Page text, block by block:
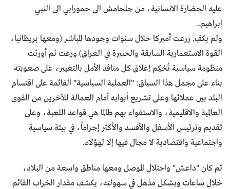
عليه الحضارة الانسانية، من جلجامش الى حمورابي الى النبي
ابراهيم..
ولم يكفِ. زرعت أميركا خلال سنوات وجودها المباشر (ومعها بريطانيا،
القوة الاستعمارية السابقة والخبيرة في العراق) ورعت ثم أورثت
منظومة سياسية تُحْكِم إغلاق كل منافذ الأمل بالتغيير، على صعوبته
بناء على مجمل هذا السياق: "العملية السياسية" القائمة على اقتسام
البلد بين عملائها وعلى تشريع أبوابه أمام العمالة للآخرين من القوى
العالمية والاقليمية، والاستقواء بهم طالما هي قواعد اللعبة، وعلى
تقديم وترئيس الأسفل والأفسد والأكثر إجراماً، في بيئة سياسية
واجتماعية واقتصادية لا مجال فيها إلا لهؤلاء.
ثم كان "داعش" واحتلال الموصل ومعها مناطق واسعة من البلاد،
خلال ساعات وبشكل مذهل في سهولته، يكشف مقدار الخراب القائم